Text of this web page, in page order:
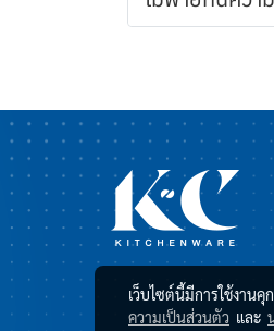
เว็บไซต์นี้มีการใช้งาน
ความเป็นส่วนตัว และ